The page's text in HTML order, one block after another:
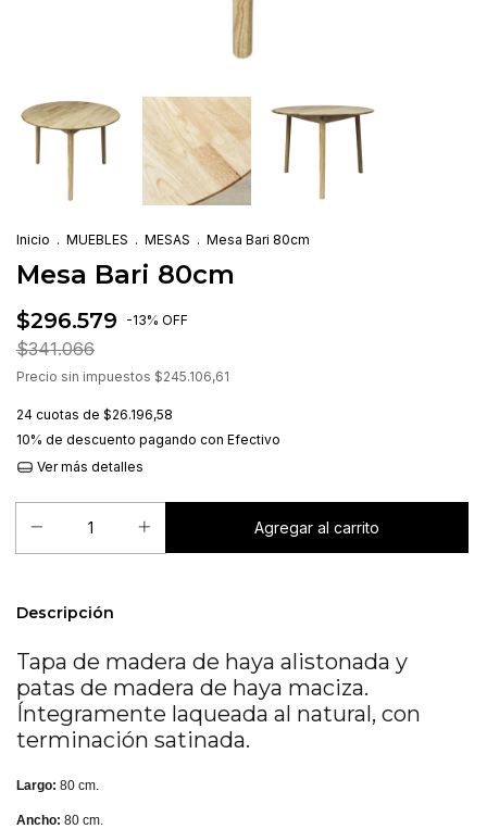
Inicio . MUEBLES . MESAS . Mesa Bari 80cm
Mesa Bari 80cm
$296.579 -13% OFF
$341.066
Precio sin impuestos $245.106,61
24 cuotas de $26.196,58
10% de descuento pagando con Efectivo
Ver más detalles
Descripción
Tapa de madera de haya alistonada y
patas de madera de haya maciza.
Íntegramente laqueada al natural, con
terminación satinada.
Largo: 80 cm.
Ancho: 80 cm.